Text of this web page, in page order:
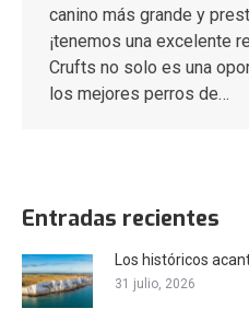
canino más grande y
¡tenemos una excelente
Crufts no solo es una
los mejores perros de…
Entradas recientes
Los históricos
31 julio, 2026